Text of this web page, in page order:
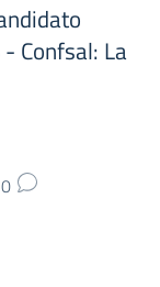
Confsal: La
0